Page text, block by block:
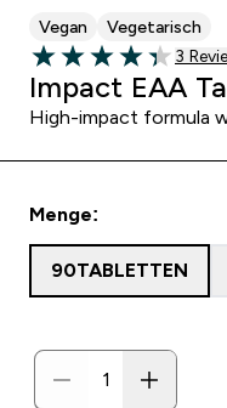
Vegan Vegetarisch
4.33 out of 5 stars
3
3
Impact EAA
High-impact formula
Menge:
90TABLETTEN